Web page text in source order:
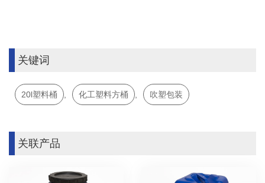
关键词
20l塑料桶 , 化工塑料方桶 , 吹塑包装
关联产品